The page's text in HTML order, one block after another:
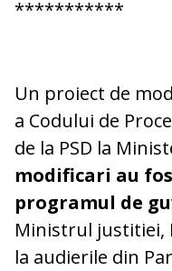
***********
Un proiect de
a Codului de
de la PSD la
modificari au
programul de
Ministrul justitiei,
la audierile din